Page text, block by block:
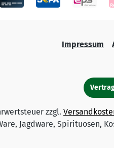
Impressum
zzgl.
Jagdware, Spirituosen,